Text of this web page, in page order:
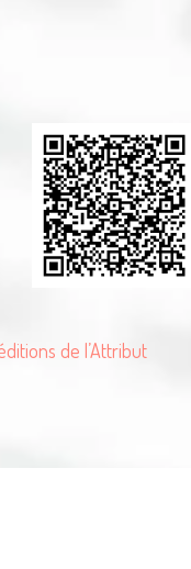
de l’Attribut